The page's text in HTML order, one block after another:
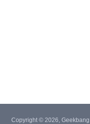
Copyright © 2026,